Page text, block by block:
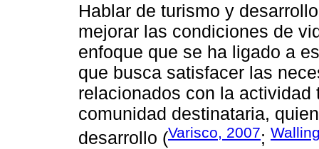
Hablar de turismo y
mejorar las condiciones de
enfoque que se ha ligado a
que busca satisfacer las
relacionados con la
comunidad destinataria,
desarrollo (Varisco, 2007;